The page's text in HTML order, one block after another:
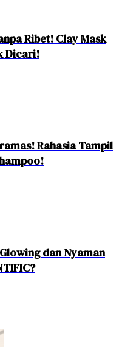
Ribet! Clay Mask
Dicari!
Rahasia Tampil
dan Nyaman